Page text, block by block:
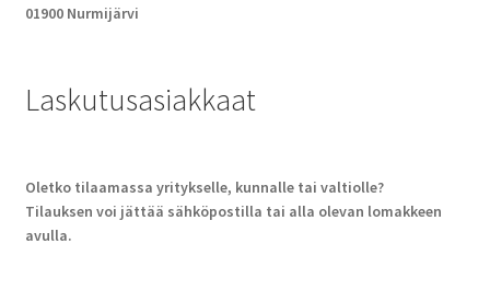
01900 Nurmijärvi
Laskutusasiakkaat
Oletko tilaamassa yritykselle, kunnalle tai valtiolle?
Tilauksen voi jättää sähköpostilla tai alla olevan lomakkeen
avulla.